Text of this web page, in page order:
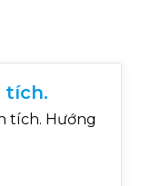
tích.
tích. Hướng